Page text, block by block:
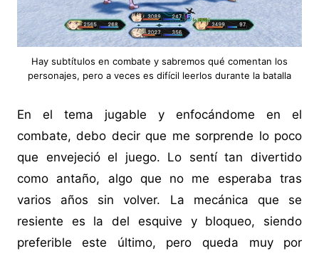
Hay subtítulos en combate y sabremos qué comentan los
personajes, pero a veces es difícil leerlos durante la batalla
En el tema jugable y enfocándome en el
combate, debo decir que me sorprende lo poco
que envejeció el juego. Lo sentí tan divertido
como antaño, algo que no me esperaba tras
varios años sin volver. La mecánica que se
resiente es la del esquive y bloqueo, siendo
preferible este último, pero queda muy por